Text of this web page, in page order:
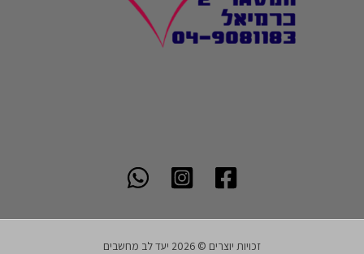
זכויות יוצרים © 2026 יעד לב מחשבים